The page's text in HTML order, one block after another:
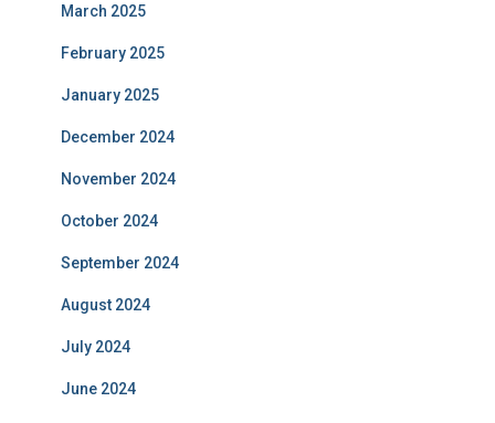
March 2025
February 2025
January 2025
December 2024
November 2024
October 2024
September 2024
August 2024
July 2024
June 2024